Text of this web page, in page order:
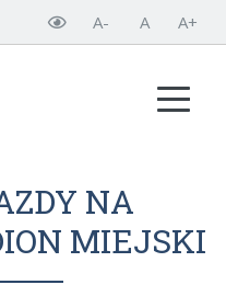
A- A A+
NA
MIEJSKI